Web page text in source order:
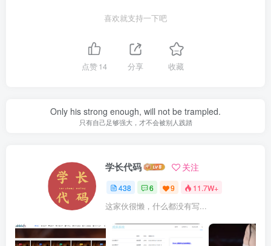
喜欢就支持一下吧
点赞14 分享 收藏
Only his strong enough, will not be trampled.
只有自己足够强大，才不会被别人践踏
学长代码 关注
438 6 9 11.7W+
这家伙很懒，什么都没有写...